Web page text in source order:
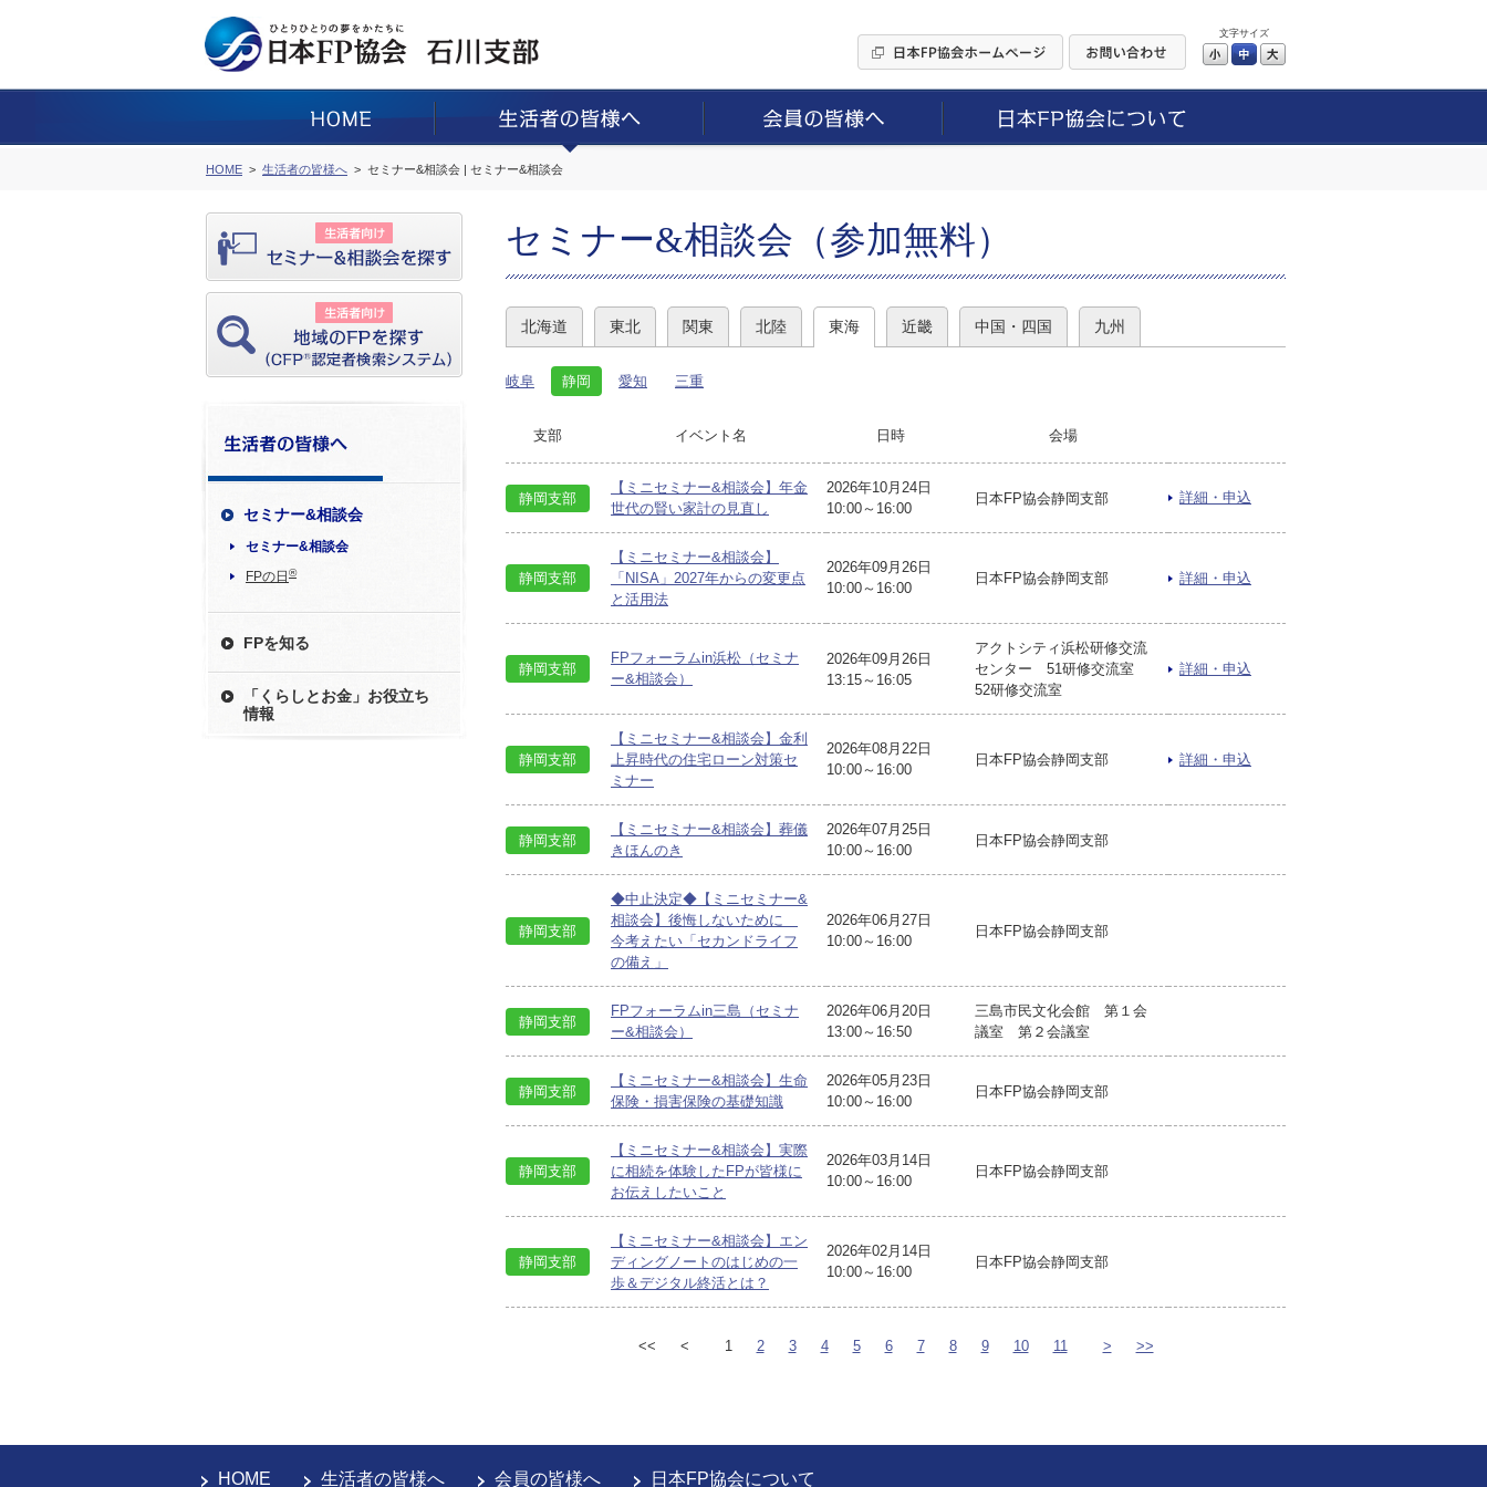
文字サイズ
小 中
HOME 生活者の皆様へ セミナー&相談会 | セミナー&相談会
セミナー&相談会
セミナー&相談会
FPの日 ®
FPを知る
「くらしとお金」お役立ち
情報
セミナー&相談会（参加無料）
北海道 東北 関東 北陸 東海 近畿 中国・四国 九州
岐阜 静岡 愛知 三重
支部 イベント名 日時 会場
静岡支部
【ミニセミナー&相談会】年金
世代の賢い家計の見直し
2026年10月24日
10:00～16:00
日本FP協会静岡支部 詳細・申込
静岡支部
【ミニセミナー&相談会】
「NISA」2027年からの変更点
と活用法
2026年09月26日
10:00～16:00
日本FP協会静岡支部 詳細・申込
静岡支部
FPフォーラムin浜松（セミナ
ー&相談会）
2026年09月26日
13:15～16:05
アクトシティ浜松研修交流
センター 51研修交流室
52研修交流室
詳細・申込
静岡支部
【ミニセミナー&相談会】金利
上昇時代の住宅ローン対策セ
ミナー
2026年08月22日
10:00～16:00
日本FP協会静岡支部 詳細・申込
静岡支部
【ミニセミナー&相談会】葬儀
きほんのき
2026年07月25日
10:00～16:00
日本FP協会静岡支部
静岡支部
◆中止決定◆【ミニセミナー&
相談会】後悔しないために
今考えたい「セカンドライフ
の備え」
2026年06月27日
10:00～16:00
日本FP協会静岡支部
静岡支部
FPフォーラムin三島（セミナ
ー&相談会）
2026年06月20日
13:00～16:50
三島市民文化会館 第１会
議室 第２会議室
静岡支部
【ミニセミナー&相談会】生命
保険・損害保険の基礎知識
2026年05月23日
10:00～16:00
日本FP協会静岡支部
静岡支部
【ミニセミナー&相談会】実際
に相続を体験したFPが皆様に
お伝えしたいこと
2026年03月14日
10:00～16:00
日本FP協会静岡支部
静岡支部
【ミニセミナー&相談会】エン
ディングノートのはじめの一
歩＆デジタル終活とは？
2026年02月14日
10:00～16:00
日本FP協会静岡支部
<< < 1 2 3 4 5 6 7 8 9 10 11 > >>
HOME 生活者の皆様へ 会員の皆様へ 日本FP協会について